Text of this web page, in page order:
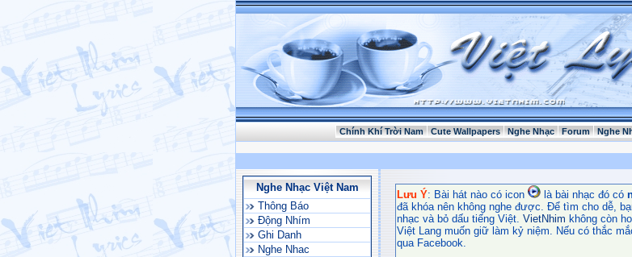
Chính Khí Trời Nam Cute Wallpapers Nghe Nhạc Forum Nghe
Nghe Nhạc Việt Nam
Thông Báo
Động Nhím
Ghi Danh
Nghe Nhac
Lưu Ý: Bài hát nào có icon là bài nhạc đó có
đã khóa nên không nghe được. Để tìm cho dễ,
nhạc và bỏ dấu tiếng Việt. VietNhim không còn
Việt Lang muốn giữ làm kỷ niệm. Nếu có thắc
qua Facebook.